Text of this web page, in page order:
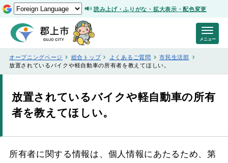
読み上げ・ふりがな・拡大表示・配色変更
オープニングページ 総合トップ よくあるご質問
市民生活部
放置されているバイクや軽自動車の所有者を教えてほしい。
放置されているバイクや軽自動車の所有
者を教えてほしい。
所有者に関する情報は、個人情報にあたるため、第
メニュー